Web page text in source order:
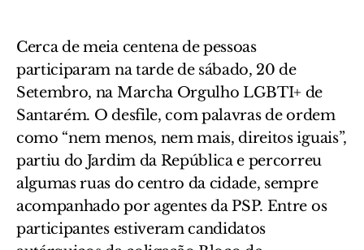
Cerca de meia centena de pessoas
participaram na tarde de sábado, 20 de
Setembro, na Marcha Orgulho LGBTI+ de
Santarém. O desfile, com palavras de ordem
como “nem menos, nem mais, direitos iguais”,
partiu do Jardim da República e percorreu
algumas ruas do centro da cidade, sempre
acompanhado por agentes da PSP. Entre os
participantes estiveram candidatos